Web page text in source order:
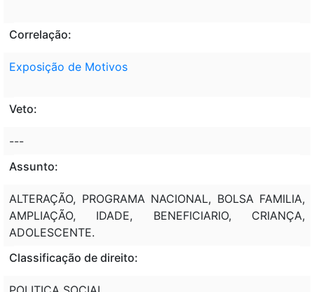
Correlação:
Exposição de Motivos
Veto:
---
Assunto:
ALTERAÇÃO, PROGRAMA NACIONAL, BOLSA FAMILIA,
AMPLIAÇÃO, IDADE, BENEFICIARIO, CRIANÇA,
ADOLESCENTE.
Classificação de direito: